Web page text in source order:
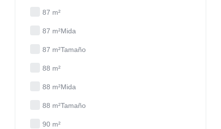
87 m²
87 m²Mida
87 m²Tamaño
88 m²
88 m²Mida
88 m²Tamaño
90 m²